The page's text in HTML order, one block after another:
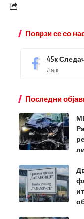
Поврзи се со
45к
Лајк
Последни